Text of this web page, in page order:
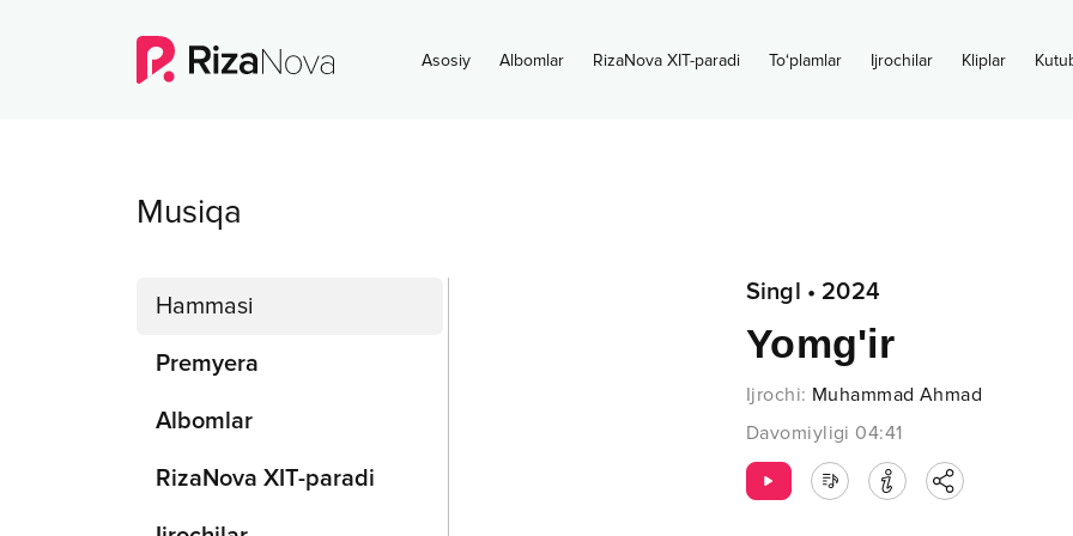
Asosiy Albomlar RizaNova XIT-paradi To‘plamlar Ijrochilar Kliplar
Musiqa
Hammasi
Premyera
Albomlar
RizaNova XIT-paradi
Singl • 2024
Yomg'ir
Ijrochi: Muhammad Ahmad
Davomiyligi 04:41